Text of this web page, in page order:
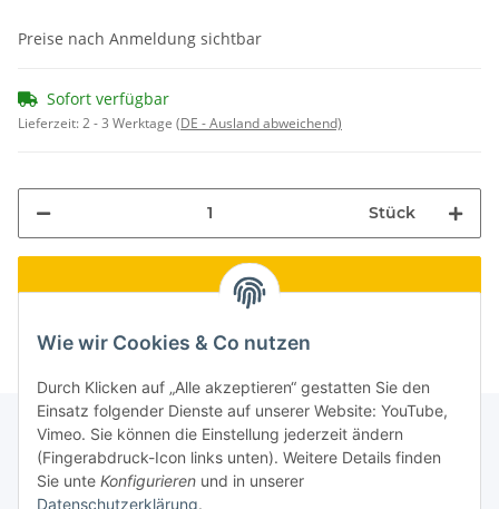
Preise nach Anmeldung sichtbar
Sofort verfügbar
Lieferzeit:2 - 3 Werktage (DE - Ausland abweichend)
Stück
Informationen
Wie wir Cookies & Co nutzen
Durch Klicken auf „Alle akzeptieren“ gestatten Sie den
Einsatz folgender Dienste auf unserer Website: YouTube,
Vimeo. Sie können die Einstellung jederzeit ändern
(Fingerabdruck-Icon links unten). Weitere Details finden
Sie unte Konfigurieren und in unserer
Datenschutzerklärung.